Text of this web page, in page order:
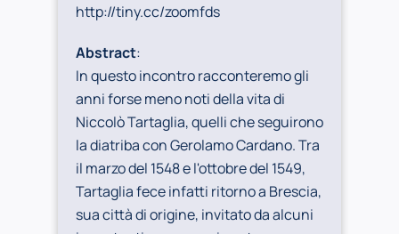
http://tiny.cc/zoomfds
Abstract:
In questo incontro racconteremo gli
anni forse meno noti della vita di
Niccolò Tartaglia, quelli che seguirono
la diatriba con Gerolamo Cardano. Tra
il marzo del 1548 e l'ottobre del 1549,
Tartaglia fece infatti ritorno a Brescia,
sua città di origine, invitato da alcuni